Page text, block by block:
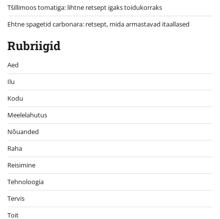
Tšillimoos tomatiga: lihtne retsept igaks toidukorraks
Ehtne spagetid carbonara: retsept, mida armastavad itaallased
Rubriigid
Aed
Ilu
Kodu
Meelelahutus
Nõuanded
Raha
Reisimine
Tehnoloogia
Tervis
Toit